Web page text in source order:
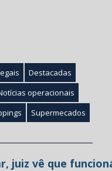
Destacadas
operacionais
Supermecados
juiz vê que